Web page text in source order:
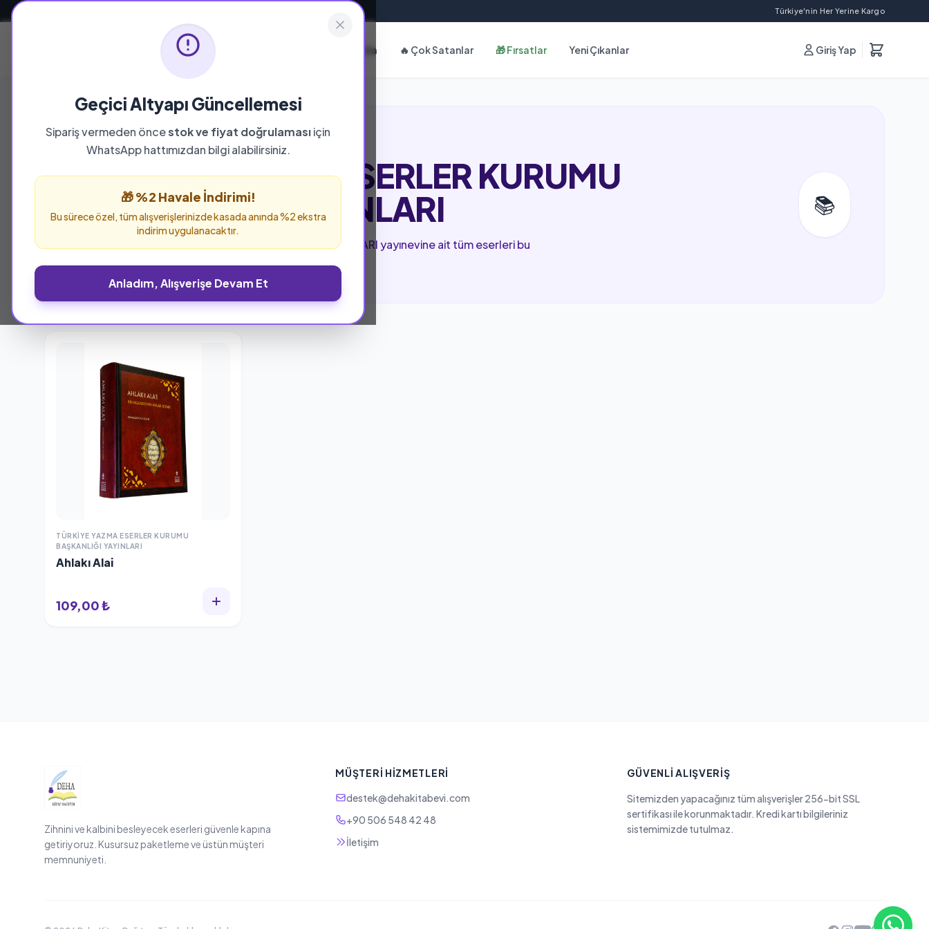
Geçici Altyapı Güncellemesi
Sipariş vermeden öncestok ve fiyat doğrulamasıiçin
WhatsApp hattımızdan bilgi alabilirsiniz.
🎁 %2 Havale İndirimi!
Bu sürece özel, tüm alışverişlerinizde kasada anında %2 ekstra
indirim uygulanacaktır.
Anladım, Alışverişe Devam Et
Türkiye'nin Her Yerine Kargo
Hakkımızda 🔥 Çok Satanlar 🎁 Fırsatlar Yeni Çıkanlar Giriş Yap
YAYINEVI
TÜRKİYE YAZMA ESERLER KURUMU
BAŞKANLIĞI YAYINLARI
TÜRKİYE YAZMA ESERLER KURUMU BAŞKANLIĞI YAYINLARI yayınevine ait tüm eserleri bu
📚
TÜRKİYE YAZMA ESERLER KURUMU
BAŞKANLIĞI YAYINLARI
Ahlakı Alai
109,00 ₺
Zihnini ve kalbini besleyecek eserleri güvenle kapına
getiriyoruz. Kusursuz paketleme ve üstün müşteri
memnuniyeti.
MÜŞTERI HIZMETLERI
destek@dehakitabevi.com
+90 506 548 42 48
İletişim
GÜVENLI ALIŞVERIŞ
Sitemizden yapacağınız tüm alışverişler 256-bit SSL
sertifikası ile korunmaktadır. Kredi kartı bilgileriniz
sistemimizde tutulmaz.